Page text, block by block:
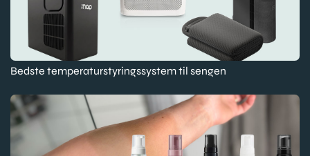
Bedste temperaturstyringssystem til sengen